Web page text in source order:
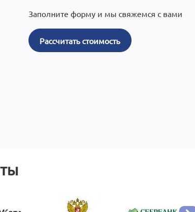
Заполните форму и мы свяжемся с вами
Рассчитать стоимость